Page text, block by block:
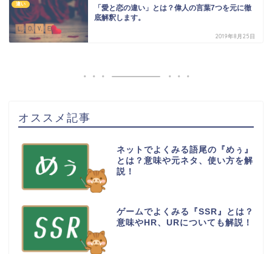
違い
「愛と恋の違い」とは？偉人の言葉7つを元に徹
底解釈します。
2019年8月25日
オススメ記事
ネットでよくみる語尾の『めぅ』
とは？意味や元ネタ、使い方を解
説！
ゲームでよくみる『SSR』とは？
意味やHR、URについても解説！